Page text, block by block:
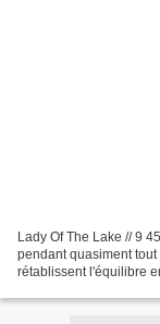
Lady Of The Lake // 9
pendant quasiment
rétablissent l'équilibre